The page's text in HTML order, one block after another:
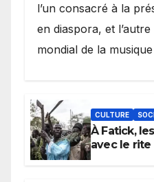
l’un consacré à la
en diaspora, et
mondial de la
CULTURE
À Fatick,
avec le rite